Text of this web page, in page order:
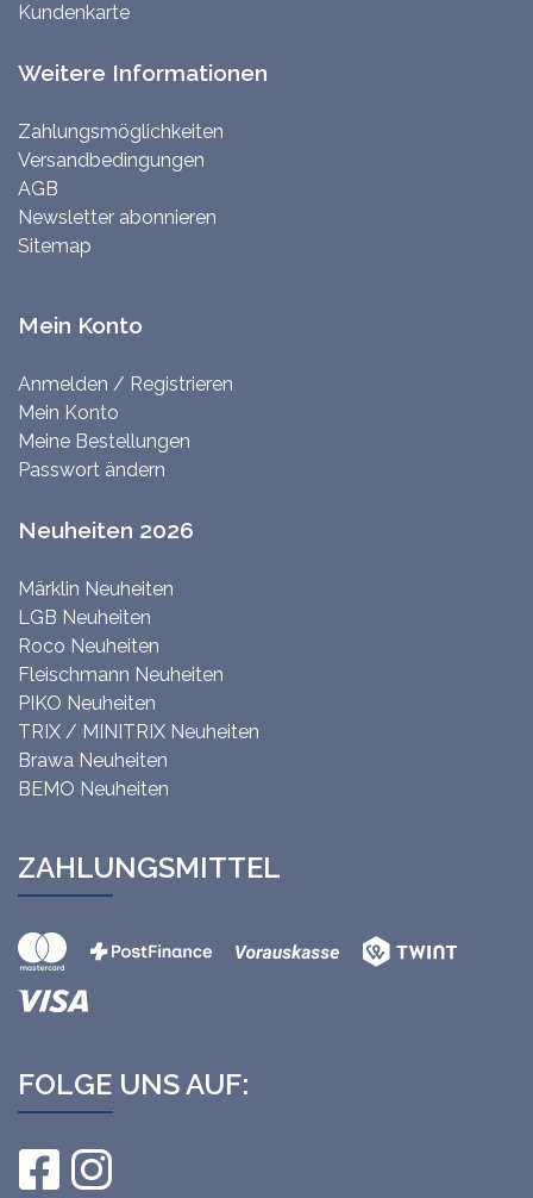
Kundenkarte
Weitere Informationen
Zahlungsmöglichkeiten
Versandbedingungen
AGB
Newsletter abonnieren
Sitemap
Mein Konto
Anmelden / Registrieren
Mein Konto
Meine Bestellungen
Passwort ändern
Neuheiten 2026
Märklin Neuheiten
LGB Neuheiten
Roco Neuheiten
Fleischmann Neuheiten
PIKO Neuheiten
TRIX / MINITRIX Neuheiten
Brawa Neuheiten
BEMO Neuheiten
ZAHLUNGSMITTEL
FOLGE UNS AUF: